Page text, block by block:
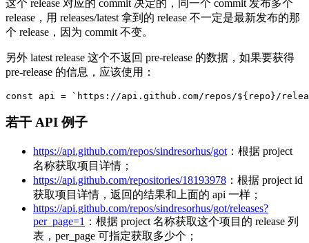
这个 release 对应的 commit 决定的，同一个 commit 发布多个
release，用 releases/latest 拿到的 release 不一定是最新发布的那
个 release，因为 commit 不变。
另外 latest release 这个不返回 pre-release 的数据，如果要获得
pre-release 的信息，应该使用：
const api = ` https://api.github.com/repos/${ repo } /
若干 API 例子
https://api.github.com/repos/sindresorhus/got ：根据 project
名称获取项目详情；
https://api.github.com/repositories/18193978 ：根据 project id
获取项目详情，返回的结果和上面的 api 一样；
https://api.github.com/repos/sindresorhus/got/releases?
per_page=1 ：根据 project 名称获取这个项目的 release 列
表，per_page 可指定获取多少个；